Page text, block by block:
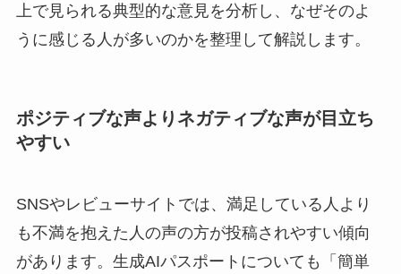
上で見られる典型的な意見を分析し、なぜそのよ
うに感じる人が多いのかを整理して解説します。
ポジティブな声よりネガティブな声が目立ち
やすい
SNSやレビューサイトでは、満足している人より
も不満を抱えた人の声の方が投稿されやすい傾向
があります。生成AIパスポートについても「簡単